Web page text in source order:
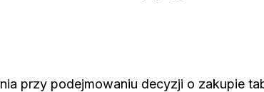
przy podejmowaniu decyzji o zakupie